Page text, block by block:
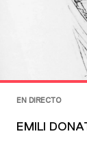
EN DIRECTO
EMILI